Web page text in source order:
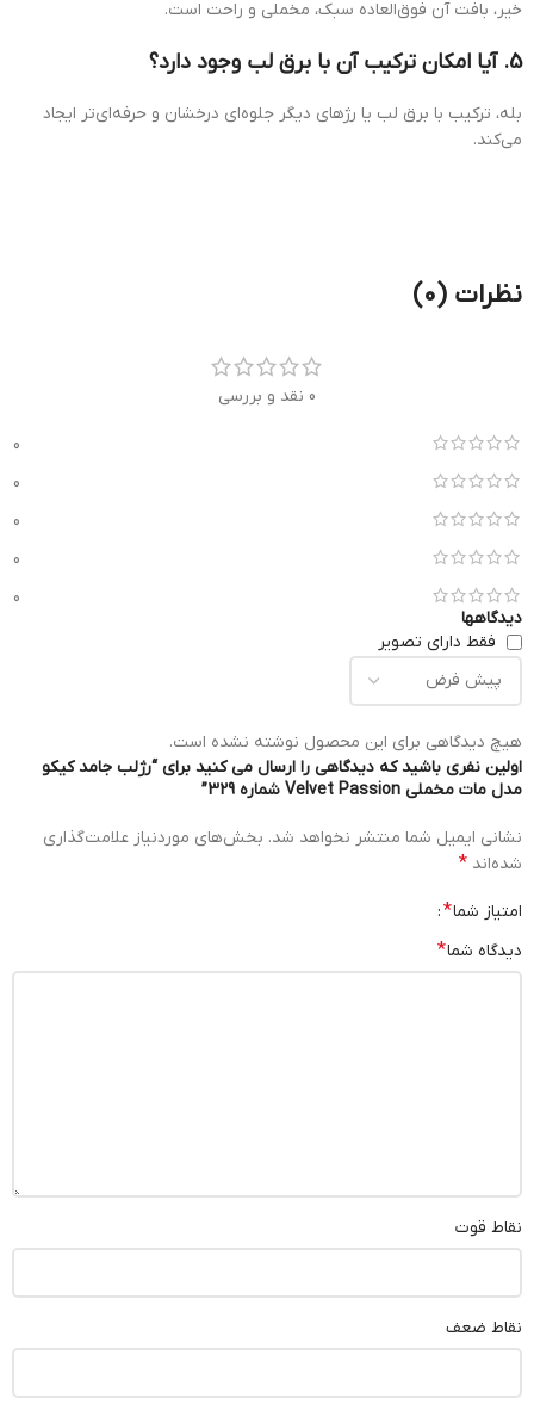
خیر، بافت آن فوق‌العاده سبک، مخملی و راحت است.
5. آیا امکان ترکیب آن با برق لب وجود دارد؟
بله، ترکیب با برق لب یا رژهای دیگر جلوه‌ای درخشان و حرفه‌ای‌تر ایجاد
می‌کند.
نظرات (0)
0 نقد و بررسی
0
0
0
0
0
دیدگاهها
فقط دارای تصویر
هیچ دیدگاهی برای این محصول نوشته نشده است.
اولین نفری باشید که دیدگاهی را ارسال می کنید برای “رژلب جامد کیکو
مدل مات مخملی Velvet Passion شماره 329”
نشانی ایمیل شما منتشر نخواهد شد. بخش‌های موردنیاز علامت‌گذاری
شده‌اند *
امتیاز شما*
دیدگاه شما*
نقاط قوت
نقاط ضعف